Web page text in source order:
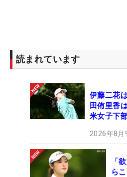
読まれています
伊藤二花
田侑里香
米女子下
2026年8月
「
ら